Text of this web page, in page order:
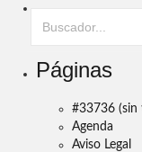
Páginas
#33736 (sin
Agenda
Aviso Legal